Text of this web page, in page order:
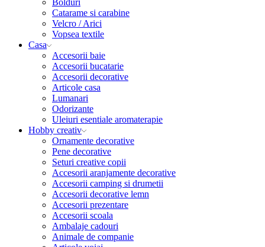
Catarame si carabine
Velcro / Arici
Vopsea textile
Casa
Accesorii baie
Accesorii bucatarie
Accesorii decorative
Articole casa
Lumanari
Odorizante
Uleiuri esentiale aromaterapie
Hobby creativ
Ornamente decorative
Pene decorative
Seturi creative copii
Accesorii aranjamente decorative
Accesorii camping si drumetii
Accesorii decorative lemn
Accesorii prezentare
Accesorii scoala
Ambalaje cadouri
Animale de companie